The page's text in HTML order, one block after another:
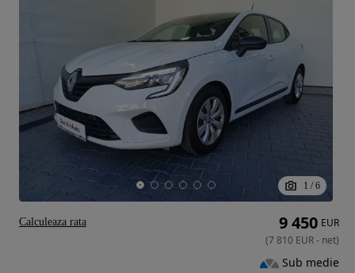
1 / 6
9 450 EUR
(7 810 EUR- net)
Sub medie
Calculeaza rata